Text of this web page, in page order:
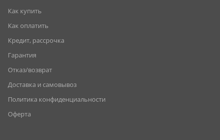
Как купить
Как оплатить
Кредит, рассрочка
Гарантия
Отказ/возврат
Доставка и самовывоз
Политика конфиденциальности
Оферта